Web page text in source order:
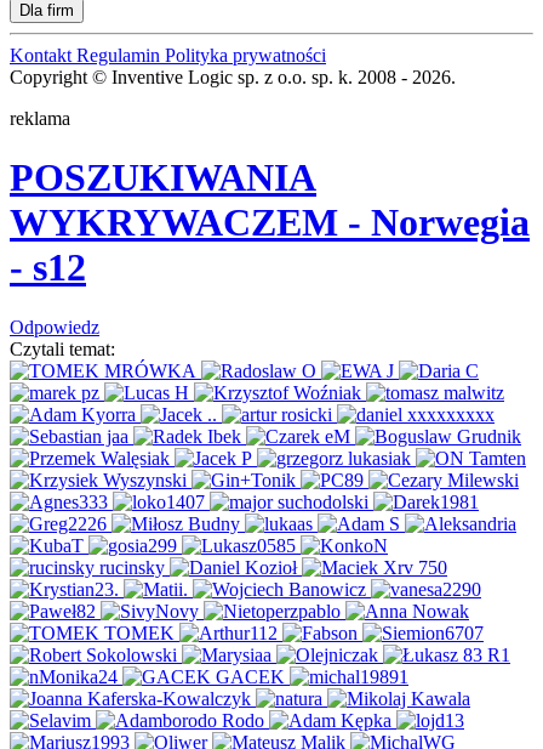
Dla firm
Kontakt Regulamin Polityka prywatności
Copyright © Inventive Logic sp. z o.o. sp. k. 2008 - 2026.
reklama
POSZUKIWANIA
WYKRYWACZEM - Norwegia
- s12
Odpowiedz
Czytali temat: